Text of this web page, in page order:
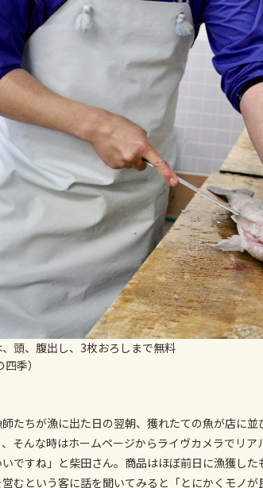
頭、腹出し、3枚おろしまで無料
季）
師たちが漁に出た日の翌朝、獲れたての魚が店に
そんな時はホームページからライヴカメラでリ
ですね」と柴田さん。商品はほぼ前日に漁獲し
むという客に話を聞いてみると「とにかくモノ